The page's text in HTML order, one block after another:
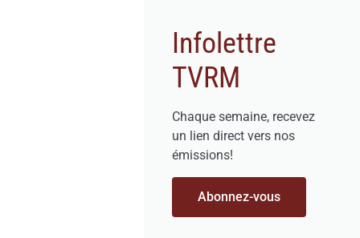
Infolettre
TVRM
Chaque semaine, recevez
un lien direct vers nos
émissions!
Abonnez-vous